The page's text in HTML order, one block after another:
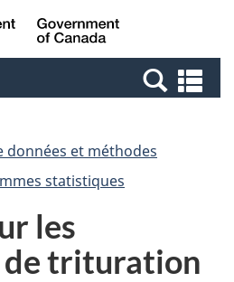
Passer
au
Passer
à
Canada
et
données et méthodes
statistiques
les
de trituration